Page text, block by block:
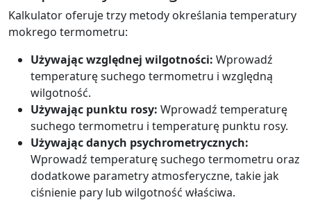
Kalkulator oferuje trzy metody określania temperatury
mokrego termometru:
Używając względnej wilgotności: Wprowadź
temperaturę suchego termometru i względną
wilgotność.
Używając punktu rosy: Wprowadź temperaturę
suchego termometru i temperaturę punktu rosy.
Używając danych psychrometrycznych:
Wprowadź temperaturę suchego termometru oraz
dodatkowe parametry atmosferyczne, takie jak
ciśnienie pary lub wilgotność właściwa.